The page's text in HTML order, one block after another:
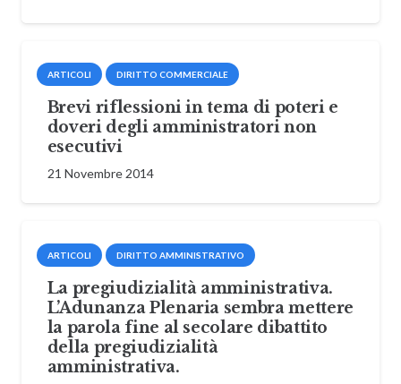
ARTICOLI DIRITTO COMMERCIALE
Brevi riflessioni in tema di poteri e
doveri degli amministratori non
esecutivi
21 Novembre 2014
ARTICOLI DIRITTO AMMINISTRATIVO
La pregiudizialità amministrativa.
L’Adunanza Plenaria sembra mettere
la parola fine al secolare dibattito
della pregiudizialità
amministrativa.